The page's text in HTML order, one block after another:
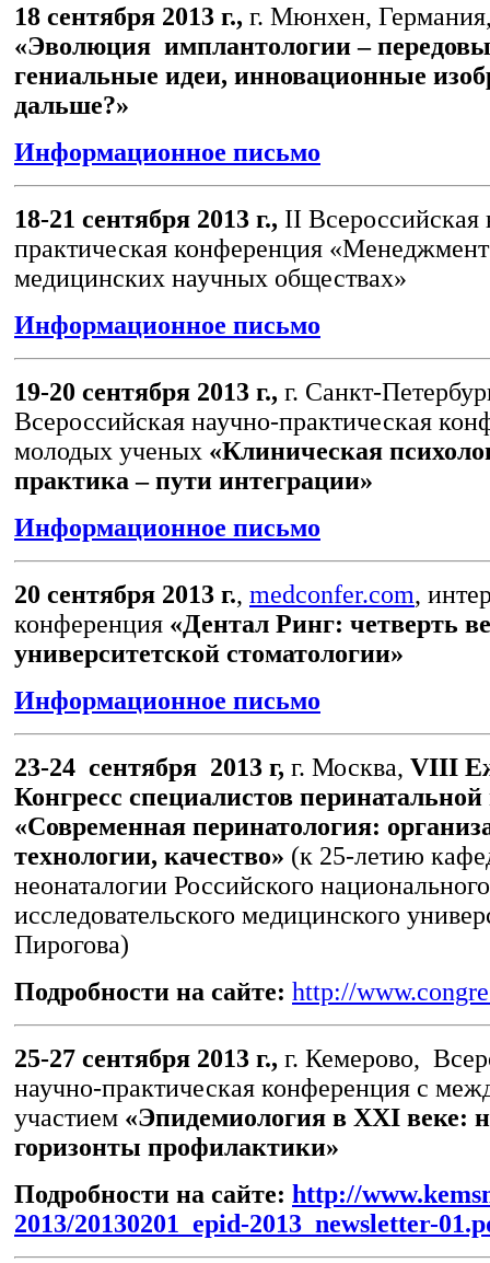
18 сентября 2013 г., г. Мюнхен,
«Эволюция имплантологии –
гениальные идеи, инновационные
дальше?»
Информационное письмо
18-21 сентября 2013 г., II Всероссийская
практическая конференция
медицинских научных обществах»
Информационное письмо
19-20 сентября 2013 г., г. Санкт-
Всероссийская научно-практическая
молодых ученых «Клиническая
практика – пути интеграции»
Информационное письмо
20 сентября 2013 г., medconfer.com,
конференция «Дентал Ринг: четверть
университетской стоматологии»
Информационное письмо
23-24 сентября 2013 г, г. Москва, VIII
Конгресс специалистов
«Современная перинатология:
технологии, качество» (к 25-летию
неонаталогии Российского национального
исследовательского медицинского
Пирогова)
Подробности на сайте: http://
25-27 сентября 2013 г., г. Кемерово,
научно-практическая конференция с
участием «Эпидемиология в XXI веке:
горизонты профилактики»
Подробности на сайте: http://
2013/20130201_epid-2013_newsletter-